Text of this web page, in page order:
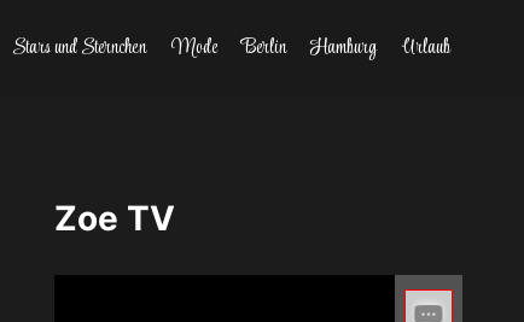
Stars und Sternchen Mode Berlin Hamburg Urlaub
Zoe TV